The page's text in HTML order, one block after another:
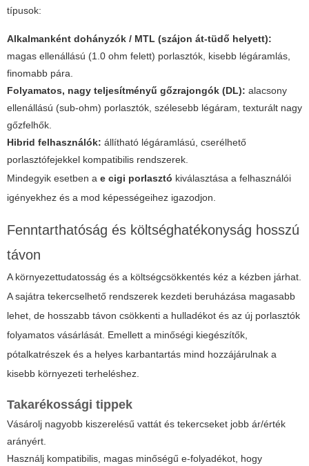
típusok:
Alkalmanként dohányzók / MTL (szájon át-tüdő helyett):
magas ellenállású (1.0 ohm felett) porlasztók, kisebb légáramlás,
finomabb pára.
Folyamatos, nagy teljesítményű gőzrajongók (DL): alacsony
ellenállású (sub-ohm) porlasztók, szélesebb légáram, texturált nagy
gőzfelhők.
Hibrid felhasználók: állítható légáramlású, cserélhető
porlasztófejekkel kompatibilis rendszerek.
Mindegyik esetben a e cigi porlasztó kiválasztása a felhasználói
igényekhez és a mod képességeihez igazodjon.
Fenntarthatóság és költséghatékonyság hosszú
távon
A környezettudatosság és a költségcsökkentés kéz a kézben járhat.
A sajátra tekercselhető rendszerek kezdeti beruházása magasabb
lehet, de hosszabb távon csökkenti a hulladékot és az új porlasztók
folyamatos vásárlását. Emellett a minőségi kiegészítők,
pótalkatrészek és a helyes karbantartás mind hozzájárulnak a
kisebb környezeti terheléshez.
Takarékossági tippek
Vásárolj nagyobb kiszerelésű vattát és tekercseket jobb ár/érték
arányért.
Használj kompatibilis, magas minőségű e-folyadékot, hogy